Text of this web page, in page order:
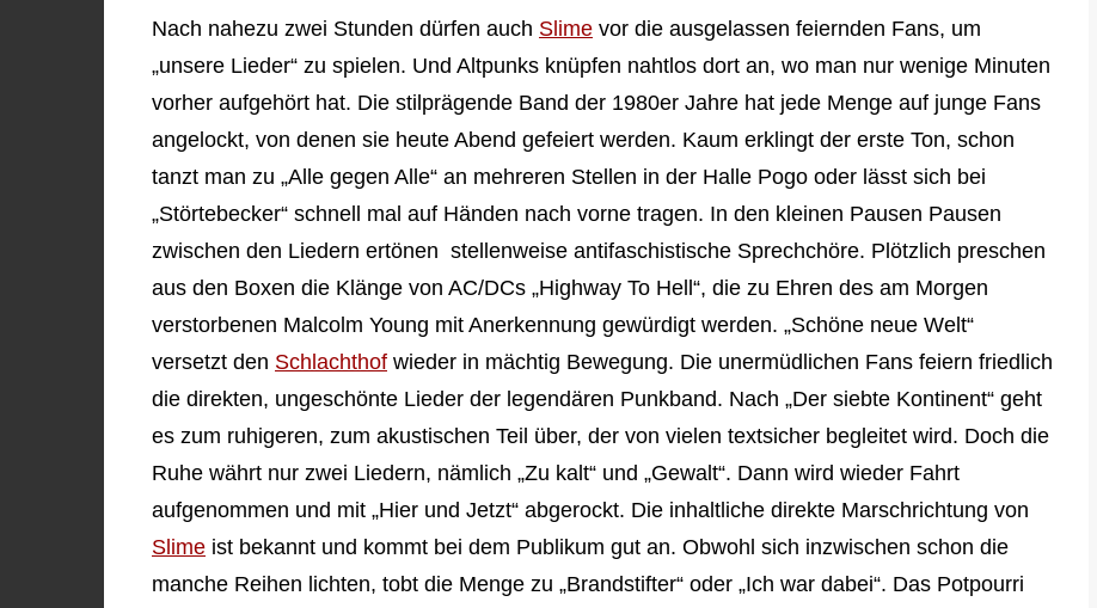
Nach nahezu zwei Stunden dürfen auch Slime vor die ausgelassen feiernden Fans, um
„unsere Lieder“ zu spielen. Und Altpunks knüpfen nahtlos dort an, wo man nur wenige Minuten
vorher aufgehört hat. Die stilprägende Band der 1980er Jahre hat jede Menge auf junge Fans
angelockt, von denen sie heute Abend gefeiert werden. Kaum erklingt der erste Ton, schon
tanzt man zu „Alle gegen Alle“ an mehreren Stellen in der Halle Pogo oder lässt sich bei
„Störtebecker“ schnell mal auf Händen nach vorne tragen. In den kleinen Pausen Pausen
zwischen den Liedern ertönen stellenweise antifaschistische Sprechchöre. Plötzlich preschen
aus den Boxen die Klänge von AC/DCs „Highway To Hell“, die zu Ehren des am Morgen
verstorbenen Malcolm Young mit Anerkennung gewürdigt werden. „Schöne neue Welt“
versetzt den Schlachthof wieder in mächtig Bewegung. Die unermüdlichen Fans feiern friedlich
die direkten, ungeschönte Lieder der legendären Punkband. Nach „Der siebte Kontinent“ geht
es zum ruhigeren, zum akustischen Teil über, der von vielen textsicher begleitet wird. Doch die
Ruhe währt nur zwei Liedern, nämlich „Zu kalt“ und „Gewalt“. Dann wird wieder Fahrt
aufgenommen und mit „Hier und Jetzt“ abgerockt. Die inhaltliche direkte Marschrichtung von
Slime ist bekannt und kommt bei dem Publikum gut an. Obwohl sich inzwischen schon die
manche Reihen lichten, tobt die Menge zu „Brandstifter“ oder „Ich war dabei“. Das Potpourri